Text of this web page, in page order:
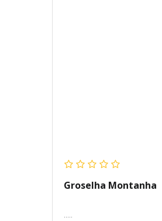
Groselha Montanha
.....